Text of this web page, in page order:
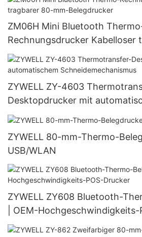
ZM06H Mini Bluetooth
Rechnungsdrucker Kabelloser
Belegdrucker
ZYWELL ZY-4603
Desktopdrucker mit
Schneidemechanismus
ZYWELL 80-mm-Thermo-
USB/WLAN
ZYWELL ZY608 Bluetooth-
| OEM-